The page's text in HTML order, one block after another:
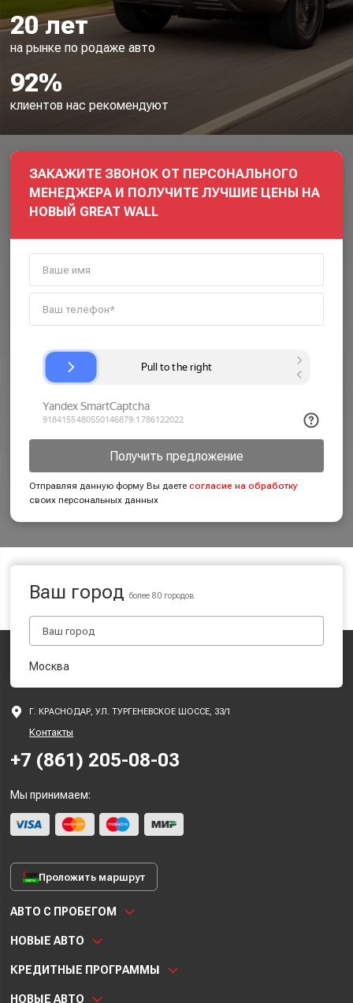
ЗАКАЖИТЕ ЗВОНОК ОТ ПЕРСОНАЛЬНОГО
МЕНЕДЖЕРА И ПОЛУЧИТЕ ЛУЧШИЕ ЦЕНЫ НА
НОВЫЙ GREAT WALL
Получить предложение
Отправляя данную форму Вы даетесогласие на обработку
своих персональных данных
20 лет
на рынке по родаже авто
92%
клиентов нас рекомендуют
Ваш городболее 80 городов
Москва
Г. КРАСНОДАР, УЛ. ТУРГЕНЕВСКОЕ ШОССЕ, 33/1
Контакты
+7 (861) 205-08-03
Мы принимаем:
Проложить маршрут
АВТО С ПРОБЕГОМ
НОВЫЕ АВТО
КРЕДИТНЫЕ ПРОГРАММЫ
НОВЫЕ АВТО